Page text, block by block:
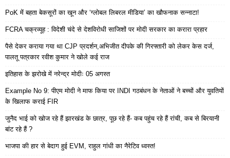
PoK में बहता बेकसूरों का खून और ‘ग्लोबल लिबरल मीडिया’ का खौफनाक सन्नाटा!
FCRA चक्रव्यूह : विदेशी चंदे से देशविरोधी साजिशों पर मोदी सरकार का करारा प्रहार
पैसे देकर कराया गया था CJP प्रदर्शन,अभिजीत दीपके की गिरफ्तारी को लेकर केस दर्ज,
पालतू पत्रकार रवीश कुमार ने खोले कई राज
इतिहास के झरोखे में नरेन्द्र मोदीः 05 अगस्त
Example No 9: पीएम मोदी ने माफ किया पर INDI गठबंधन के नेताओं ने बच्चों और युवतियों
के खिलाफ कराई FIR
जुनैद भाई को खोज रहे हैं झारखंड के छात्र, पूछ रहे हैं- कब पहुंच रहे हैं रांची, कब से बिरयानी
बांट रहे हैं ?
भाजपा की हार से बेदाग हुई EVM, राहुल गांधी का नैरेटिव ध्वस्त!